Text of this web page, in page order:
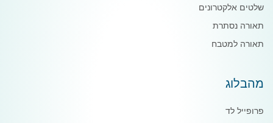
שלטים אלקטרונים
תאורה נסתרת
תאורה למטבח
מהבלוג
פרופייל לד